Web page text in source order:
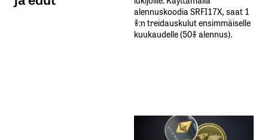
alennuskoodia​ ​SRFI17X,​ ​saat​ ​1
%:n treidauskulut​ ​ensimmäiselle​ ​
kuukaudelle​ ​(50%​ ​alennus).